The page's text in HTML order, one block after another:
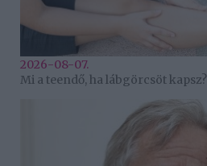
2026-08-07.
Mi a teendő, ha lábgörcsöt kapsz?